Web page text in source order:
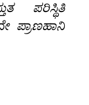
ಪರಿಸ್ಥಿತಿ
ಪ್ರಾಣಹಾನಿ